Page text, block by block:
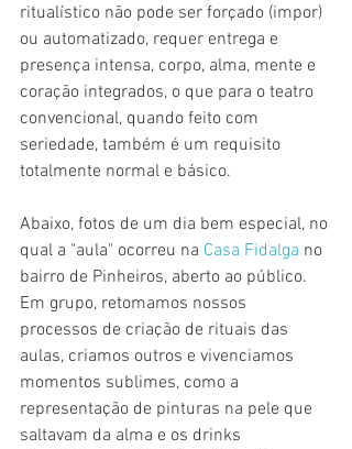
ritualístico não pode ser forçado (impor)
ou automatizado, requer entrega e
presença intensa, corpo, alma, mente e
coração integrados, o que para o teatro
convencional, quando feito com
seriedade, também é um requisito
totalmente normal e básico.
Abaixo, fotos de um dia bem especial, no
qual a "aula" ocorreu na Casa Fidalga no
bairro de Pinheiros, aberto ao público.
Em grupo, retomamos nossos
processos de criação de rituais das
aulas, criamos outros e vivenciamos
momentos sublimes, como a
representação de pinturas na pele que
saltavam da alma e os drinks